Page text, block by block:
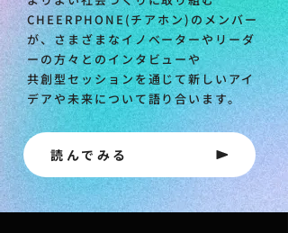
CHEERPHONE(チアホン)のメンバー
が、さまざまなイノベーターやリーダ
ーの方々とのインタビューや
共創型セッションを通じて新しいアイ
デアや未来について語り合います。
読んでみる